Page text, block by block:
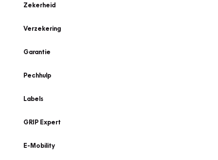
Zekerheid
Verzekering
Garantie
Pechhulp
Labels
GRIP Expert
E-Mobility